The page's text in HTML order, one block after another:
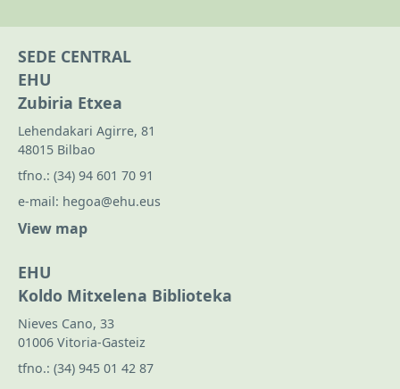
SEDE CENTRAL
EHU
Zubiria Etxea
Lehendakari Agirre, 81
48015 Bilbao
tfno.: (34) 94 601 70 91
e-mail: hegoa@ehu.eus
View map
EHU
Koldo Mitxelena Biblioteka
Nieves Cano, 33
01006 Vitoria-Gasteiz
tfno.: (34) 945 01 42 87